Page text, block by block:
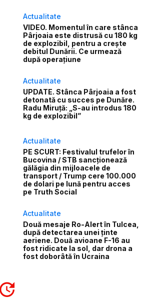
Actualitate
VIDEO. Momentul în care stânca
Pârjoaia este distrusă cu 180 kg
de explozibil, pentru a crește
debitul Dunării. Ce urmează
după operațiune
Actualitate
UPDATE. Stânca Pârjoaia a fost
detonată cu succes pe Dunăre.
Radu Miruță: „S-au introdus 180
kg de explozibil”
Actualitate
PE SCURT: Festivalul trufelor în
Bucovina / STB sancționează
gălăgia din mijloacele de
transport / Trump cere 100.000
de dolari pe lună pentru acces
pe Truth Social
Actualitate
Două mesaje Ro-Alert în Tulcea,
după detectarea unei ținte
aeriene. Două avioane F-16 au
fost ridicate la sol, dar drona a
fost doborâtă în Ucraina